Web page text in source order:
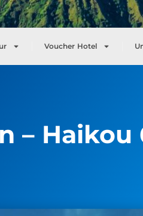
Voucher Hotel
– Haikou